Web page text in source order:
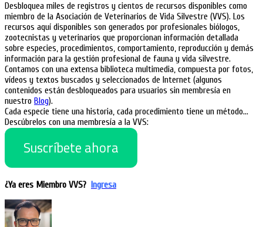
Desbloquea miles de registros y cientos de recursos disponibles como
miembro de la Asociación de Veterinarios de Vida Silvestre (VVS). Los
recursos aquí disponibles son generados por profesionales biólogos,
zootecnistas y veterinarios que proporcionan información detallada
sobre especies, procedimientos, comportamiento, reproducción y demás
información para la gestión profesional de fauna y vida silvestre.
Contamos con una extensa biblioteca multimedia, compuesta por fotos,
vídeos y textos buscados y seleccionados de Internet (algunos
contenidos están desbloqueados para usuarios sin membresía en
nuestro Blog).
Cada especie tiene una historia, cada procedimiento tiene un método…
Descúbrelos con una membresía a la VVS:
Suscríbete ahora
¿Ya eres Miembro VVS? Ingresa